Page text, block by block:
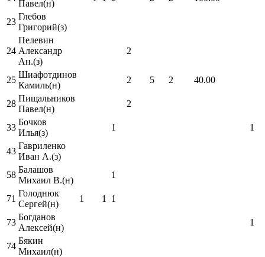
Павел(н)
23
Глебов
Григорий(з)
24
Пелевин
Александр
Ан.(з)
2
25
Шиафотдинов
Камиль(н)
2 5 2 40.00
28
Пищальников
Павел(н)
2
33
Бочков
Илья(з)
1 1
43
Гавриленко
Иван А.(з)
58
Балашов
Михаил В.(н)
1
71
Голоднюк
Сергей(н)
1 1 1
73
Богданов
Алексей(н)
1
74
Бякин
Михаил(н)